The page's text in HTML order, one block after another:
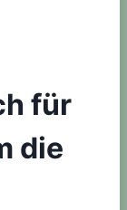
für
die